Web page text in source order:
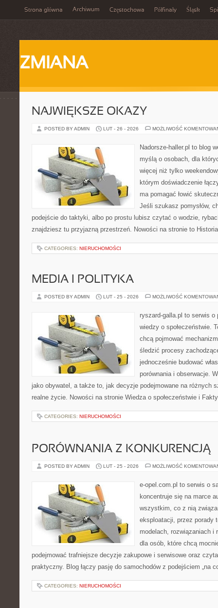
Strona główna Archiwum Częstochowa Półfinały Śląsk
ZMIANA
NAJWIĘKSZE OKAZY
POSTED BY ADMIN LUT - 26 - 2026 MOŻLIWOŚĆ
Nadorsze-haller.pl to blog
myślą o osobach, dla
więcej niż tylko
którym doświadczenie
ma pomagać łowić
Jeśli szukasz pomysłów,
podejście do taktyki, albo po prostu lubisz czytać o wodzie,
znajdziesz tu przyjazną przestrzeń. Nowości na stronie to
CATEGORIES: NIERUCHOMOŚCI
MEDIA I POLITYKA
POSTED BY ADMIN LUT - 25 - 2026 MOŻLIWOŚĆ
ryszard-galla.pl to serwis
wiedzy o społeczeństwie.
chcą pojmować
śledzić procesy
jednocześnie budować
porównania i obserwacje.
jako obywatel, a także to, jak decyzje podejmowane na różnych
realne życie. Nowości na stronie Wiedza o społeczeństwie i
CATEGORIES: NIERUCHOMOŚCI
PORÓWNANIA Z KONKURENCJĄ
POSTED BY ADMIN LUT - 25 - 2026 MOŻLIWOŚĆ
e-opel.com.pl to serwis o
koncentruje się na marce
wszystkim, co z nią
eksploatacji, przez porady
modelach, rozwiązaniach i
dla osób, które chcą
podejmować trafniejsze decyzje zakupowe i serwisowe oraz
praktyczny. Blog łączy pasję do samochodów z podejściem „na
CATEGORIES: NIERUCHOMOŚCI